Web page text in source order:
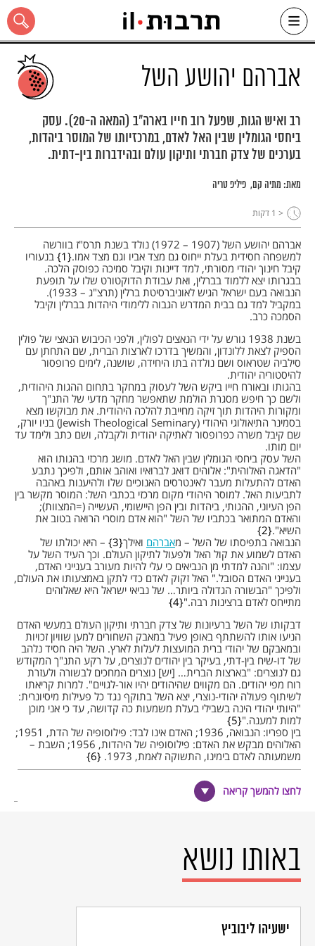
Skip
content
כל האתר
אברהם יהושע השל
רב ואיש הגות, שפעל רוב חייו בארה"ב (המאה ה-20). עסק
ביחסי הגומלין שבין האל לאדם, במרכזיותו של המוסר ביהדות,
בערכים של צדק חברתי ותיקון עולם ובהידברות בין-דתית.
מאת: מתיה קם פיליפ טריה
< 1 דקות
אברהם יהושע השל (1907 – 1972) נולד בשנת תרס"ז בוורשה
למשפחה חסידית בעלת ייחוס גם מצד אביו וגם מצד אמו. 1 בנעוריו
קיבל חינוך יהודי מסורתי, למד דיינות וקיבל סמיכה כפוסק הלכה.
בבגרותו יצא ללמוד בברלין, ואת עבודת הדוקטורט שלו על תופעת
הנבואה בעם ישראל הגיש לאוניברסיטת ברלין (תרצ"ג – 1933).
במקביל למד גם בבית המדרש הגבוה ללימודי היהדות בברלין וקיבל
הסמכה כרב.
בשנת 1938 גורש על ידי הנאצים לפולין, ולפני הכיבוש הנאצי של פולין
הספיק לצאת ללונדון, והמשיך בדרכו לארצות הברית, שם התחתן עם
סילביה שטראוס ושם נולדה בתו היחידה, שושנה, לימים פרופסור
להיסטוריה יהודית.
בהגותו ובאורח חייו ביקש השל לעסוק במחקר בתחום ההגות היהודית,
ולשם כך חיפש מסגרת הולמת שתאפשר מחקר מדעי של התנ"ך
ומקורות היהדות תוך זיקה מחייבת להלכה היהודית. את מבוקשו מצא
בסמינר התיאולוגי היהודי (Jewish Theological Seminary) בניו יורק,
שם קיבל משרה כפרופסור לאתיקה יהודית ולקבלה, ושם כתב ולימד עד
יום מותו.
השל עסק ביחסי הגומלין שבין האל לאדם. מושג מרכזי בהגותו הוא
"הדאגה האלוהית": אלוהים דואג לברואיו ואוהב אותם, ולפיכך נתבע
האדם להתעלות מעבר לאינטרסים האנוכיים שלו ולהיענות באהבה
לתביעות האל. למוסר היהודי מקום מרכזי בכתבי השל: המוסר מקשר בין
הפן העיוני, ההגותי, ביהדות ובין הפן היישומי, העשייה (=המצוות);
והאדם המתואר בכתביו של השל "הוא אדם מוסרי הרואה בטוב את
השיא". 2
הנבואה בתפיסתו של השל – מאברהם ואילך 3 – היא יכולתו של
האדם לשמוע את קול האל ולפעול לתיקון העולם. וכך העיד השל על
עצמו: "והנה למדתי מן הנביאים כי עלי להיות מעורב בענייני האדם,
בענייני האדם הסובל." האל זקוק לאדם כדי לתקן באמצעותו את העולם,
ולפיכך "הבשורה הגדולה ביותר… של נביאי ישראל היא שאלוהים
מתייחס לאדם ברצינות רבה." 4
דבקותו של השל ברעיונות של צדק חברתי ותיקון העולם במעשי האדם
הניעו אותו להשתתף באופן פעיל במאבק השחורים למען שוויון זכויות
ובמאבקם של יהודי ברית המועצות לעלות לארץ. השל היה חסיד נלהב
של דו-שיח בין-דתי, בעיקר בין יהודים לנוצרים, על רקע התנ"ך המקודש
גם לנוצרים: "בארצות הברית… [יש] נוצרים המחכים לבשורה ולעזרת
רוח מפי יהודים. הם מקווים שהיהודים יהיו אור-לגויים". למרות קריאתו
לשיתוף פעולה יהודי-נוצרי, יצא השל בתוקף נגד כל פעילות מיסיונרית:
"היותי יהודי הינה בשבילי בעלת משמעות כה קדושה, עד כי אני מוכן
למות למענה." 5
בין ספריו: הנבואה, 1936; האדם אינו לבד: פילוסופיה של הדת, 1951;
האלוהים מבקש את האדם: פילוסופיה של היהדות, 1956; השבת –
משמעותה לאדם בימינו, התשוקה לאמת, 1973.
6
שזכה לכינוי "אוהב ישראל" (כשם ספרו). מצד אמו - היה צאצא של ר'
רבקה הורורביץ, הקדמה למהדורה העברית, א"י השל, אלוהים מבקש
עמ' כא.
לחצו להמשך קריאה
באותו נושא
ישעיהו ליבוביץ